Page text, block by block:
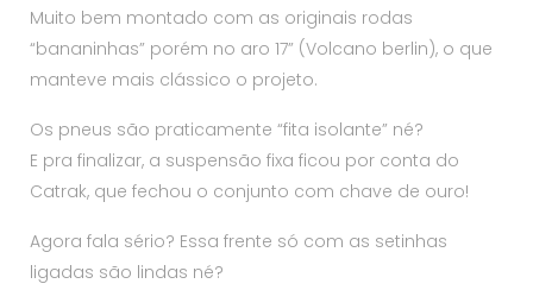
Muito bem montado com as originais rodas
“bananinhas” porém no aro 17” (Volcano berlin), o que
manteve mais clássico o projeto.
Os pneus são praticamente “fita isolante” né?
E pra finalizar, a suspensão fixa ficou por conta do
Catrak, que fechou o conjunto com chave de ouro!
Agora fala sério? Essa frente só com as setinhas
ligadas são lindas né?